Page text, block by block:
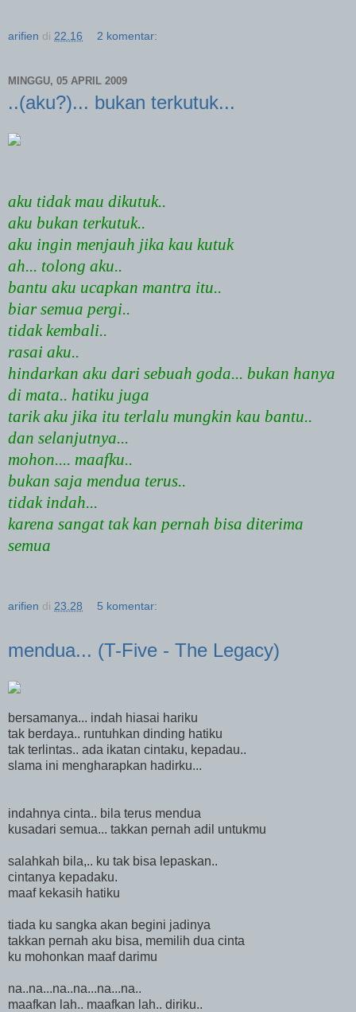
arifien di 22.16 2 komentar:
MINGGU, 05 APRIL 2009
..(aku?)... bukan terkutuk...
aku tidak mau dikutuk..
aku bukan terkutuk..
aku ingin menjauh jika kau kutuk
ah... tolong aku..
bantu aku ucapkan mantra itu..
biar semua pergi..
tidak kembali..
rasai aku..
hindarkan aku dari sebuah goda... bukan hanya
di mata.. hatiku juga
tarik aku jika itu terlalu mungkin kau bantu..
dan selanjutnya...
mohon.... maafku..
bukan saja mendua terus..
tidak indah...
karena sangat tak kan pernah bisa diterima
semua
arifien di 23.28 5 komentar:
mendua... (T-Five - The Legacy)
bersamanya... indah hiasai hariku
tak berdaya.. runtuhkan dinding hatiku
tak terlintas.. ada ikatan cintaku, kepadau..
slama ini mengharapkan hadirku...
indahnya cinta.. bila terus mendua
kusadari semua... takkan pernah adil untukmu
salahkah bila,.. ku tak bisa lepaskan..
cintanya kepadaku.
maaf kekasih hatiku
tiada ku sangka akan begini jadinya
takkan pernah aku bisa, memilih dua cinta
ku mohonkan maaf darimu
na..na...na..na...na...na..
maafkan lah.. maafkan lah.. diriku..